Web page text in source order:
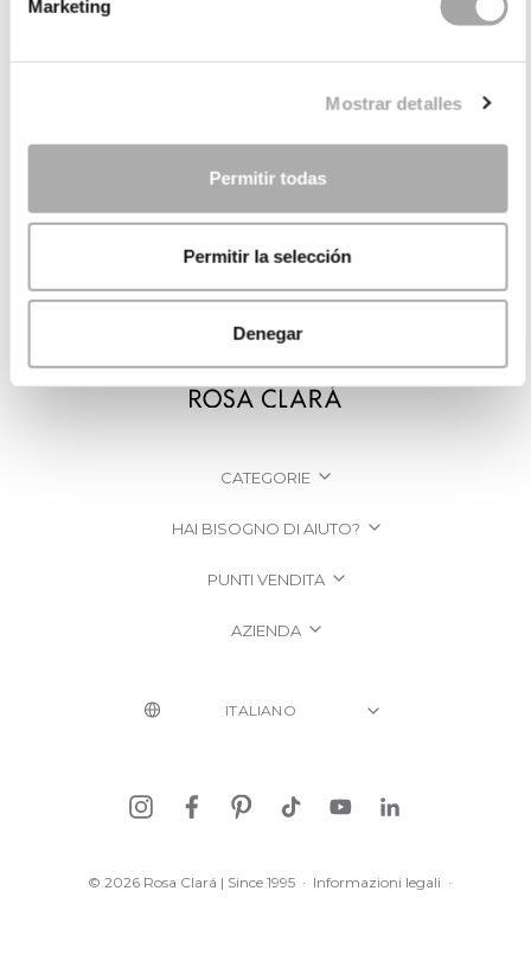
Marketing
Mostrar detalles
Permitir todas
Permitir la selección
Denegar
CATEGORIE
HAI BISOGNO DI AIUTO?
PUNTI VENDITA
AZIENDA
© 2026 Rosa Clará | Since 1995 · Informazioni legali ·